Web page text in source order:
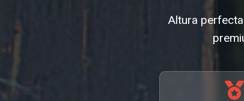
Altura